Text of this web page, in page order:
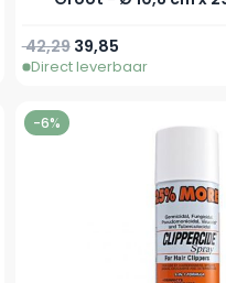
Speciale prijs
39,85
Normale prijs
42,29
Direct leverbaar
-6%